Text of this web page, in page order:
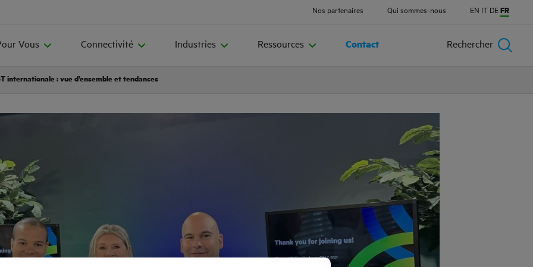
Nos partenaires Qui sommes-nous EN IT DE FR
Vous Connectivité Industries Ressources Contact Rechercher
internationale : vue d’ensemble et tendances